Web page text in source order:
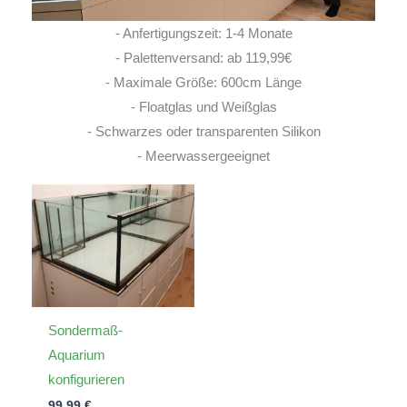
- Anfertigungszeit: 1-4 Monate
- Palettenversand: ab 119,99€
- Maximale Größe: 600cm Länge
- Floatglas und Weißglas
- Schwarzes oder transparenten Silikon
- Meerwassergeeignet
Sondermaß-
Aquarium
konfigurieren